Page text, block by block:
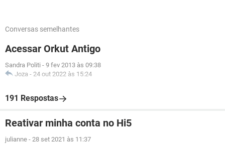
Conversas semelhantes
Acessar Orkut Antigo
Sandra Politi - 9 fev 2013 às 09:38
Joza - 24 out 2022 às 15:24
191 Respostas
Reativar minha conta no Hi5
julianne - 28 set 2021 às 11:37